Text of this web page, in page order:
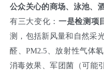
公众关心的商场、泳池、
有三大变化： 一是检测项
测，包括新风量和自然采
醛、PM2.5、放射性气体
消毒效果、军团菌（可能